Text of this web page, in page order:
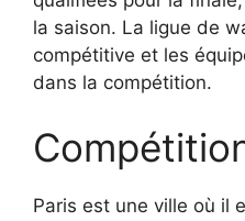
la saison. La ligue de
compétitive et les
dans la compétition.
Paris est une ville où il